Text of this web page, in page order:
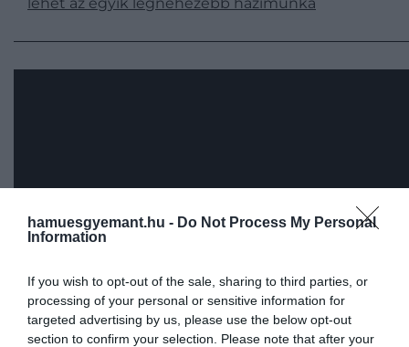
hamuesgyemant.hu - Do Not Process My Personal
Information
If you wish to opt-out of the sale, sharing to third parties, or
processing of your personal or sensitive information for
targeted advertising by us, please use the below opt-out
section to confirm your selection. Please note that after your